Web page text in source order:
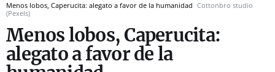
Menos lobos, Caperucita: alegato a favor de la humanidad Cottonbro studio
(Pexels)
Menos lobos, Caperucita:
alegato a favor de la